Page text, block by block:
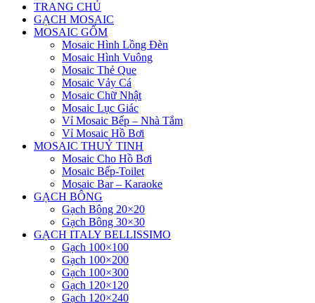
TRANG CHỦ
GẠCH MOSAIC
MOSAIC GỐM
Mosaic Hình Lồng Đèn
Mosaic Hình Vuông
Mosaic Thẻ Que
Mosaic Vảy Cá
Mosaic Chữ Nhật
Mosaic Lục Giác
Vỉ Mosaic Bếp – Nhà Tắm
Vỉ Mosaic Hồ Bơi
MOSAIC THUỶ TINH
Mosaic Cho Hồ Bơi
Mosaic Bếp-Toilet
Mosaic Bar – Karaoke
GẠCH BÔNG
Gạch Bông 20×20
Gạch Bông 30×30
GẠCH ITALY BELLISSIMO
Gạch 100×100
Gạch 100×200
Gạch 100×300
Gạch 120×120
Gạch 120×240